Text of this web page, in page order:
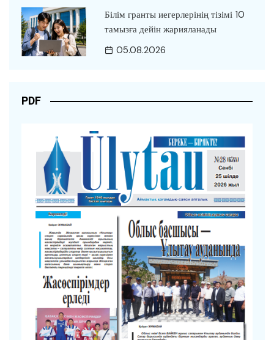
Білім гранты иегерлерінің тізімі 10
тамызға дейін жарияланады
05.08.2026
PDF